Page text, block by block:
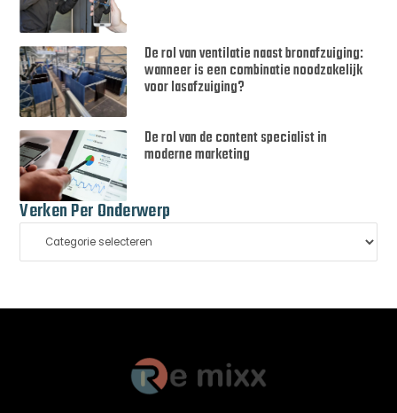
De rol van ventilatie naast bronafzuiging:
wanneer is een combinatie noodzakelijk
voor lasafzuiging?
De rol van de content specialist in
moderne marketing
Verken Per Onderwerp